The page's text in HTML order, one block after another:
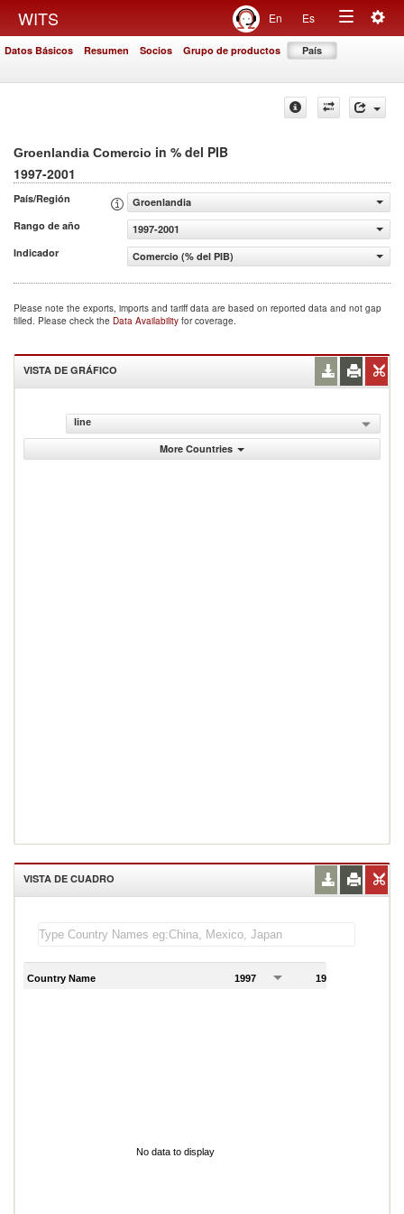
WITS En Es
Toggle
Datos Básicos Resumen Socios Grupo de productos País
Groenlandia Comercio in % del PIB
1997-2001
País/Región
Groenlandia
Rango de año
1997-2001
Indicador
Comercio (% del PIB)
Please note the exports, imports and tariff data are based on reported data and not gap
filled. Please check the Data Availability for coverage.
VISTA DE GRÁFICO
line
More Countries
VISTA DE CUADRO
Country Name 1997 1998
No data to display